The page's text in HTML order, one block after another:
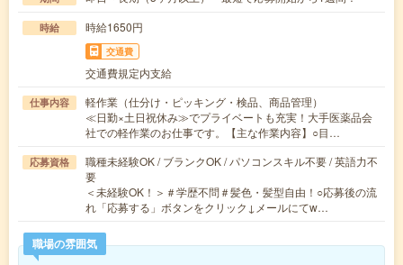
時給 時給1650円
交通費
交通費規定内支給
仕事内容
軽作業（仕分け・ピッキング・検品、商品管理）
≪日勤×土日祝休み≫でプライベートも充実！大手医薬品会
社での軽作業のお仕事です。【主な作業内容】○目…
応募資格
職種未経験OK / ブランクOK / パソコンスキル不要 / 英語力不
要
＜未経験OK！＞＃学歴不問＃髪色・髪型自由！○応募後の流
れ「応募する」ボタンをクリック↓メールにてw…
職場の雰囲気